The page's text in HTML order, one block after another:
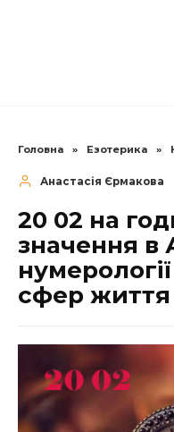
Головна » Езотерика »
Анастасія Єрмакова
20 02 на
значення в
сфер життя